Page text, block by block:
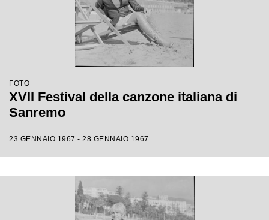
FOTO
XVII Festival della canzone italiana di
Sanremo
23 GENNAIO 1967 - 28 GENNAIO 1967